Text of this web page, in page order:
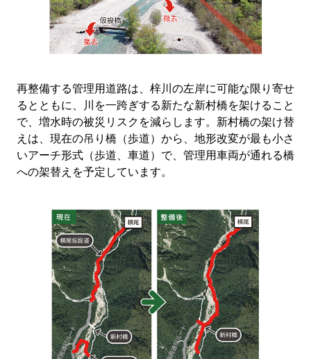
再整備する管理用道路は、梓川の左岸に可能な限り寄せ
るとともに、川を一跨ぎする新たな新村橋を架けること
で、増水時の被災リスクを減らします。新村橋の架け替
えは、現在の吊り橋（歩道）から、地形改変が最も小さ
いアーチ形式（歩道、車道）で、管理用車両が通れる橋
への架替えを予定しています。